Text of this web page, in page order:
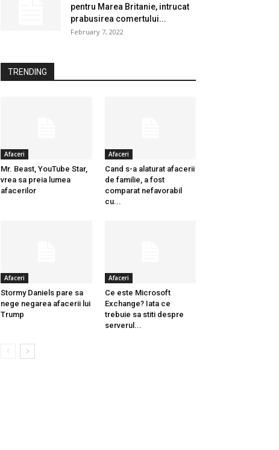
pentru Marea Britanie, intrucat
prabusirea comertului...
February 7, 2022
TRENDING
Afaceri
Mr. Beast, YouTube Star,
vrea sa preia lumea
afacerilor
Afaceri
Cand s-a alaturat afacerii
de familie, a fost
comparat nefavorabil
cu...
Afaceri
Stormy Daniels pare sa
nege negarea afacerii lui
Trump
Afaceri
Ce este Microsoft
Exchange? Iata ce
trebuie sa stiti despre
serverul...